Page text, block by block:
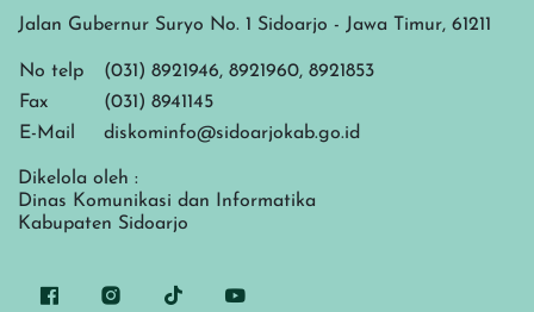
Jalan Gubernur Suryo No. 1 Sidoarjo - Jawa Timur, 61211
No telp
(031) 8921946, 8921960, 8921853
Fax
(031) 8941145
E-Mail
diskominfo@sidoarjokab.go.id
Dikelola oleh :
Dinas Komunikasi dan Informatika
Kabupaten Sidoarjo